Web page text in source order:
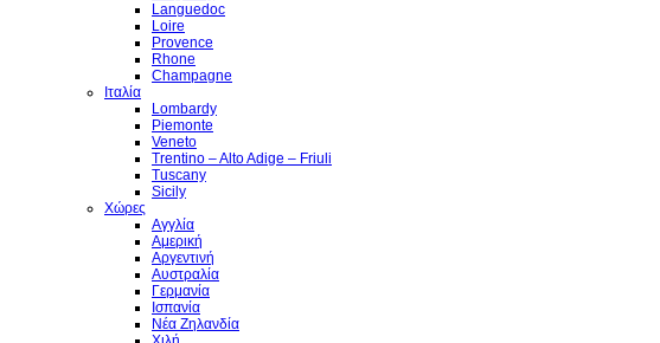
Languedoc
Loire
Provence
Rhone
Champagne
Ιταλία
Lombardy
Piemonte
Veneto
Trentino – Alto Adige – Friuli
Tuscany
Sicily
Χώρες
Αγγλία
Αμερική
Αργεντινή
Αυστραλία
Γερμανία
Ισπανία
Νέα Ζηλανδία